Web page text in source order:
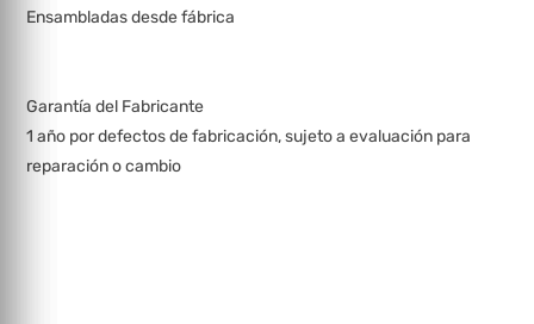
Ensambladas desde fábrica
Garantía del Fabricante
1 año por defectos de fabricación, sujeto a evaluación para
reparación o cambio